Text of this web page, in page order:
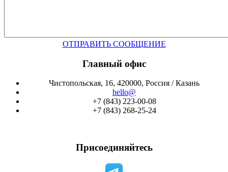
ОТПРАВИТЬ СООБЩЕНИЕ
Главный офис
Чистопольская, 16, 420000, Россия / Казань
hello@
+7 (843) 223-00-08
+7 (843) 268-25-24
Присоединяйтесь